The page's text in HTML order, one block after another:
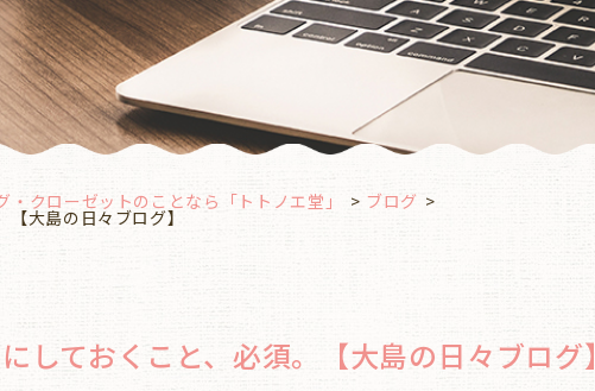
クローゼットのことなら「トトノエ堂」 ブログ
大島の日々ブログ】
しておくこと、必須。【大島の日々ブログ】